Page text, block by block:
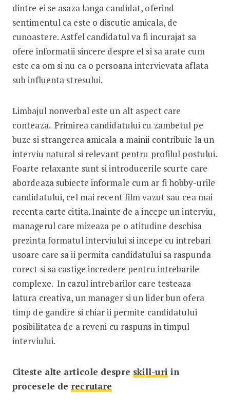
dintre ei se asaza langa candidat, oferind
sentimentul ca este o discutie amicala, de
cunoastere. Astfel candidatul va fi incurajat sa
ofere informatii sincere despre el si sa arate cum
este ca om si nu ca o persoana intervievata aflata
sub influenta stresului.
Limbajul nonverbal este un alt aspect care
conteaza. Primirea candidatului cu zambetul pe
buze si strangerea amicala a mainii contribuie la un
interviu natural si relevant pentru profilul postului.
Foarte relaxante sunt si introducerile scurte care
abordeaza subiecte informale cum ar fi hobby-urile
candidatului, cel mai recent film vazut sau cea mai
recenta carte citita. Inainte de a incepe un interviu,
managerul care mizeaza pe o atitudine deschisa
prezinta formatul interviului si incepe cu intrebari
usoare care sa ii permita candidatului sa raspunda
corect si sa castige incredere pentru intrebarile
complexe. In cazul intrebarilor care testeaza
latura creativa, un manager si un lider bun ofera
timp de gandire si chiar ii permite candidatului
posibilitatea de a reveni cu raspuns in timpul
interviului.
Citeste alte articole despre skill-uri in
procesele de recrutare